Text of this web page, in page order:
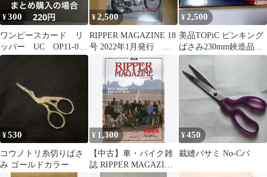
¥300
ワンピースカード リ
ッパー UC OP11-096
4枚
¥2,500
RIPPER MAGAZINE 18
号 2022年1月発行 長
瀬智也
¥2,500
美品TOPiC ピンキング
ばさみ230mm鋏造品
箱付き 裁縫用
¥530
コウノトリ糸切りばさ
み ゴールドカラー
¥ 1,300
【中古】車・バイク雑
誌 RIPPER MAGAZINE
¥450
裁縫バサミ No-Cバ